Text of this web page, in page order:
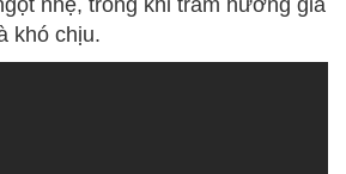
khó chịu.